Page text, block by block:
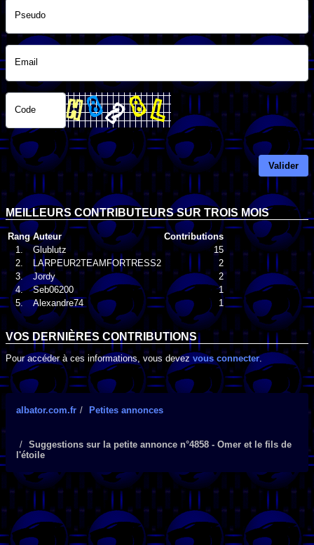
Pseudo
Email
Code
Valider
MEILLEURS CONTRIBUTEURS SUR TROIS MOIS
Rang Auteur
Contributions
1.
Glublutz
15
2.
LARPEUR2TEAMFORTRESS2
2
3.
Jordy
2
4.
Seb06200
1
5.
Alexandre74 1
VOS DERNIÈRES CONTRIBUTIONS
Pour accéder à ces informations, vous devez vous connecter.
albator.com.fr Petites annonces
Suggestions sur la petite annonce n°4858 - Omer et le fils de
l'étoile